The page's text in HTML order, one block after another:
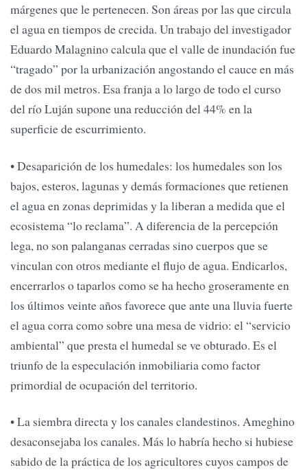
márgenes que le pertenecen. Son áreas por las que circula
el agua en tiempos de crecida. Un trabajo del investigador
Eduardo Malagnino calcula que el valle de inundación fue
“tragado” por la urbanización angostando el cauce en más
de dos mil metros. Esa franja a lo largo de todo el curso
del río Luján supone una reducción del 44% en la
superficie de escurrimiento.
• Desaparición de los humedales: los humedales son los
bajos, esteros, lagunas y demás formaciones que retienen
el agua en zonas deprimidas y la liberan a medida que el
ecosistema “lo reclama”. A diferencia de la percepción
lega, no son palanganas cerradas sino cuerpos que se
vinculan con otros mediante el flujo de agua. Endicarlos,
encerrarlos o taparlos como se ha hecho groseramente en
los últimos veinte años favorece que ante una lluvia fuerte
el agua corra como sobre una mesa de vidrio: el “servicio
ambiental” que presta el humedal se ve obturado. Es el
triunfo de la especulación inmobiliaria como factor
primordial de ocupación del territorio.
• La siembra directa y los canales clandestinos. Ameghino
desaconsejaba los canales. Más lo habría hecho si hubiese
sabido de la práctica de los agricultores cuyos campos de